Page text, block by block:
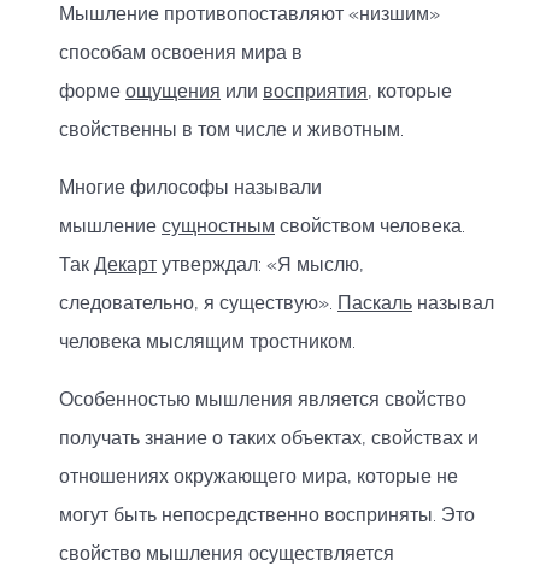
Мышление противопоставляют «низшим»
способам освоения мира в
форме ощущения или восприятия, которые
свойственны в том числе и животным.
Многие философы называли
мышление сущностным свойством человека.
Так Декарт утверждал: «Я мыслю,
следовательно, я существую». Паскаль называл
человека мыслящим тростником.
Особенностью мышления является свойство
получать знание о таких объектах, свойствах и
отношениях окружающего мира, которые не
могут быть непосредственно восприняты. Это
свойство мышления осуществляется